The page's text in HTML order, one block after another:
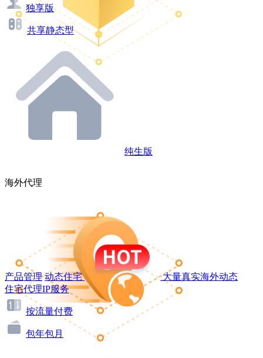
独享版
共享静态型
纯生版
海外代理
产品管理 动态住宅
大量真实海外动态
住宅代理IP服务
按流量付费
包年包月